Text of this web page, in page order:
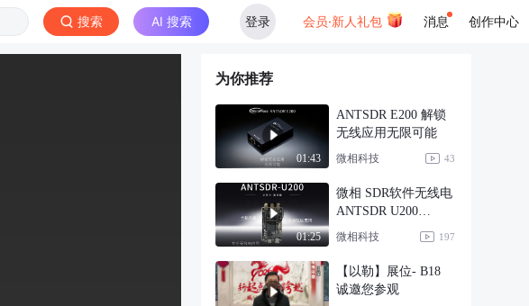
搜索 AI 搜索 登录 会员·新人礼包 消息 创作中心
为你推荐
01:43
ANTSDR E200 解锁
无线应用无限可能
微相科技 43
01:25
微相 SDR软件无线电
ANTSDR U200
AD9363
微相科技 197
【以勒】展位- B18
诚邀您参观